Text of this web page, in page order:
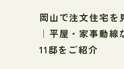
岡山で注文住宅を
｜平屋・家事動線
11邸をご紹介